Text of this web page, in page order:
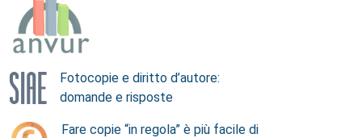
Fotocopie e diritto d’autore:
domande e risposte
Fare copie “in regola” è più facile di